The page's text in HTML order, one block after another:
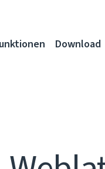
Download